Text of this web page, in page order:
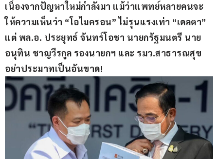
เนื่องจากปัญหาใหม่กำลังมา แม้ว่าแพทย์หลายคนจะ
ให้ความเห็นว่า “โอไมครอน” ไม่รุนแรงเท่า “เดลตา”
แต่ พล.อ. ประยุทธ์ จันทร์โอชา นายกรัฐมนตรี นาย
อนุทิน ชาญวีรกูล รองนายกฯ และ รมว.สาธารณสุข
อย่าประมาทเป็นอันขาด!